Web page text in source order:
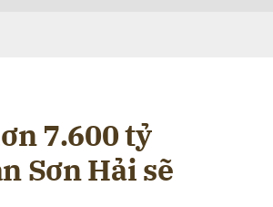
7.600 tỷ
Sơn Hải sẽ